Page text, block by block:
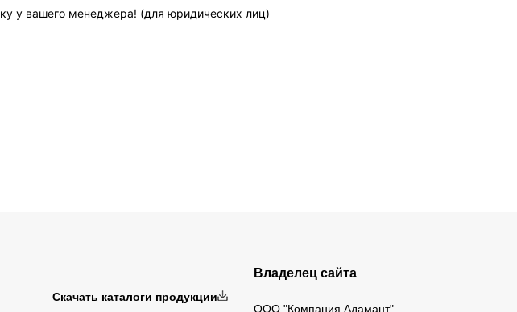
у вашего менеджера! (для юридических лиц)
Скачать каталоги продукции
Владелец сайта
ООО "Компания Адамант"